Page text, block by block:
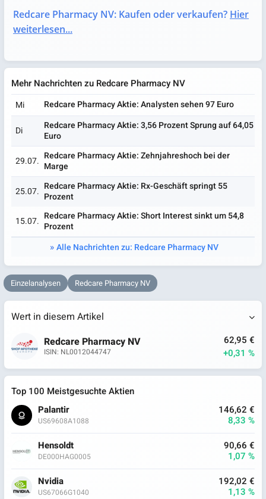
Redcare Pharmacy NV: Kaufen oder verkaufen? Hier
weiterlesen...
Mehr Nachrichten zu Redcare Pharmacy NV
Mi Redcare Pharmacy Aktie: Analysten sehen 97 Euro
Di
Redcare Pharmacy Aktie: 3,56 Prozent Sprung auf 64,05
Euro
29.07. Redcare Pharmacy Aktie: Zehnjahreshoch bei der
Marge
25.07. Redcare Pharmacy Aktie: Rx-Geschäft springt 55
Prozent
15.07. Redcare Pharmacy Aktie: Short Interest sinkt um 54,8
Prozent
Alle Nachrichten zu: Redcare Pharmacy NV
Einzelanalysen Redcare Pharmacy NV
Wert in diesem Artikel
Redcare Pharmacy NV
ISIN: NL0012044747
62,95 €
+0,31 %
Top 100 Meistgesuchte Aktien
Palantir
US69608A1088
146,62 €
8,33 %
Hensoldt
DE000HAG0005
90,66 €
1,07 %
Nvidia
US67066G1040
192,02 €
1,13 %